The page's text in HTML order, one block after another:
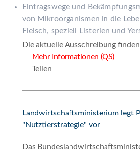
Eintragswege und
von Mikroorganismen in die
Fleisch, speziell Listerien und
Die aktuelle Ausschreibung
Mehr Informationen (QS)
Teilen
Landwirtschaftsministerium legt
"Nutztierstrategie" vor
Das